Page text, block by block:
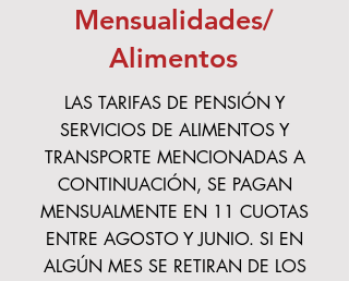
Mensualidades/
Alimentos
LAS TARIFAS DE PENSIÓN Y
SERVICIOS DE ALIMENTOS Y
TRANSPORTE MENCIONADAS A
CONTINUACIÓN, SE PAGAN
MENSUALMENTE EN 11 CUOTAS
ENTRE AGOSTO Y JUNIO. SI EN
ALGÚN MES SE RETIRAN DE LOS